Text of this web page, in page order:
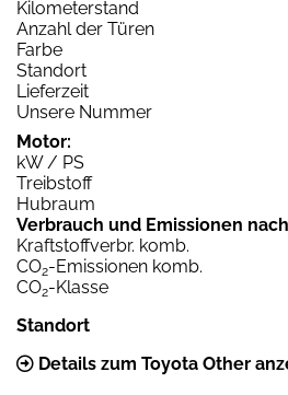
Kilometerstand
Anzahl der Türen
Farbe
Standort
Lieferzeit
Unsere Nummer
Motor:
kW / PS
Treibstoff
Hubraum
Verbrauch und Emissionen nach
Kraftstoffverbr. komb.
CO2-Emissionen komb.
CO2-Klasse
Standort
Details zum Toyota Other